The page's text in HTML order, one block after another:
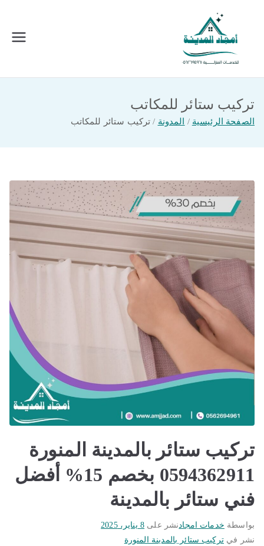
المحتوى
امجاد المدينة للخدمات المنزلية
تركيب ستائر للمكاتب
الصفحة الرئيسية المدونة تركيب ستائر للمكاتب
تركيب ستائر بالمدينة المنورة
0594362911 بخصم 15% أفضل
فني ستائر بالمدينة
بواسطة خدمات امجادنشر على 8 يناير، 2025
نشر فيتركيب ستائر بالمدينة المنورة